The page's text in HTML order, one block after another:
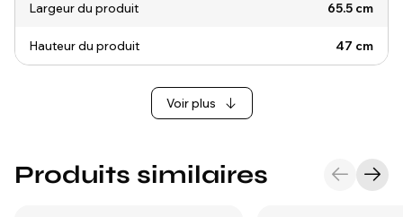
Largeur du produit 65.5 cm
Hauteur du produit 47 cm
Voir plus
Produits similaires